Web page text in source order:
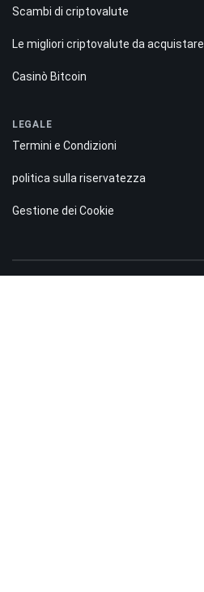
Scambi di criptovalute
Le migliori criptovalute da acquistare
Casinò Bitcoin
LEGALE
Termini e Condizioni
politica sulla riservatezza
Gestione dei Cookie